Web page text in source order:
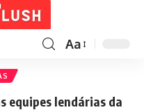
Aa
equipes lendárias da